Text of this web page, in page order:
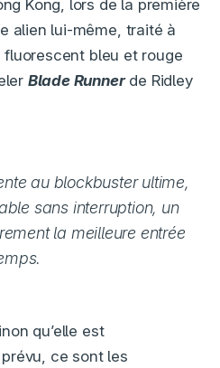
Kong, lors de la première
alien lui-même, traité à
bleu et rouge
Blade Runnerde Ridley
au blockbuster ultime,
sans interruption, un
la meilleure entrée
qu’elle est
ce sont les